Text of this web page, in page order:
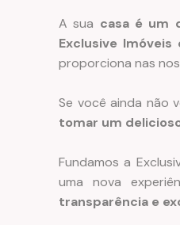
A sua casa é um
Exclusive Imóveis
proporciona nas
Se você ainda não
tomar um
Fundamos a
uma nova
transparência e